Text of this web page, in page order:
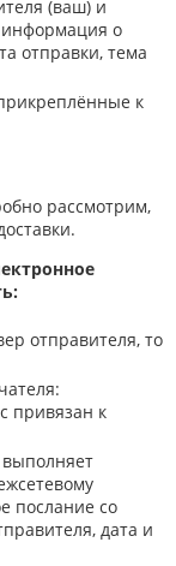
(ваш) и
информация о
отправки, тема
к
рассмотрим,
отправителя, то
привязан к
выполняет
послание со
дата и